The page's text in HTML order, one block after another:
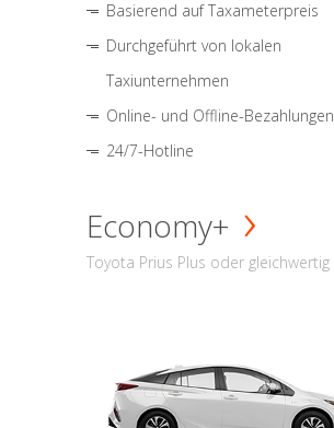
Basierend auf Taxameterpreis
Durchgeführt von lokalen
Taxiunternehmen
Online- und Offline-Bezahlungen
24/7-Hotline
Economy+
Toyota Prius Plus oder gleichwertig